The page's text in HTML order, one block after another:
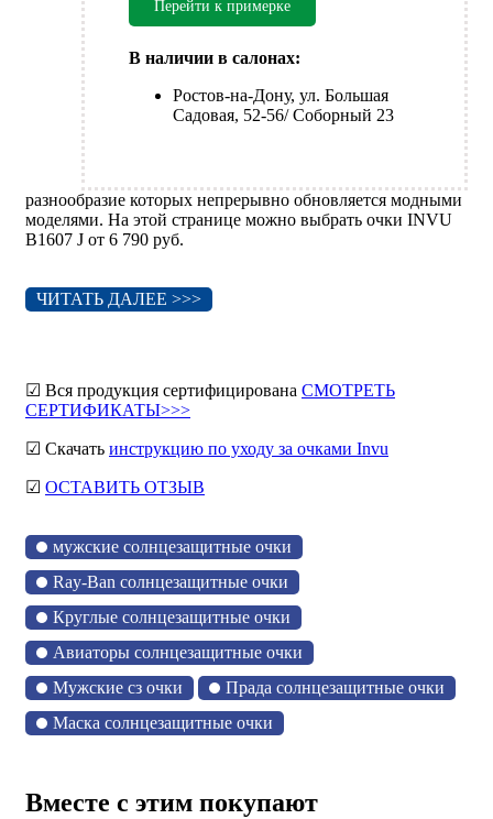
Перейти к примерке
В наличии в салонах:
Ростов-на-Дону, ул. Большая
Садовая, 52-56/ Соборный 23
разнообразие которых непрерывно обновляется модными
моделями. На этой странице можно выбрать очки INVU
B1607 J от 6 790 руб.
ЧИТАТЬ ДАЛЕЕ >>>
☑ Вся продукция сертифицирована СМОТРЕТЬ
СЕРТИФИКАТЫ>>>
☑ Скачать инструкцию по уходу за очками Invu
☑ ОСТАВИТЬ ОТЗЫВ
мужские солнцезащитные очки
Ray-Ban солнцезащитные очки
Круглые солнцезащитные очки
Авиаторы солнцезащитные очки
Мужские сз очки
Прада солнцезащитные очки
Маска солнцезащитные очки
Вместе с этим покупают